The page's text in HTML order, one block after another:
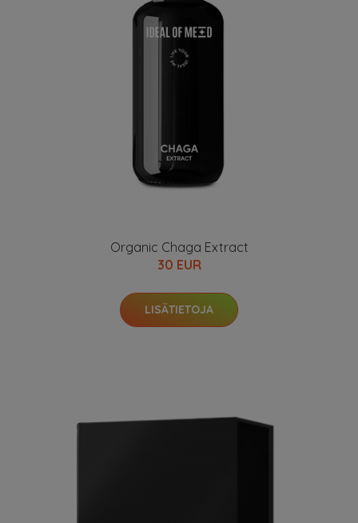
Organic Chaga Extract
30 EUR
LISÄTIETOJA